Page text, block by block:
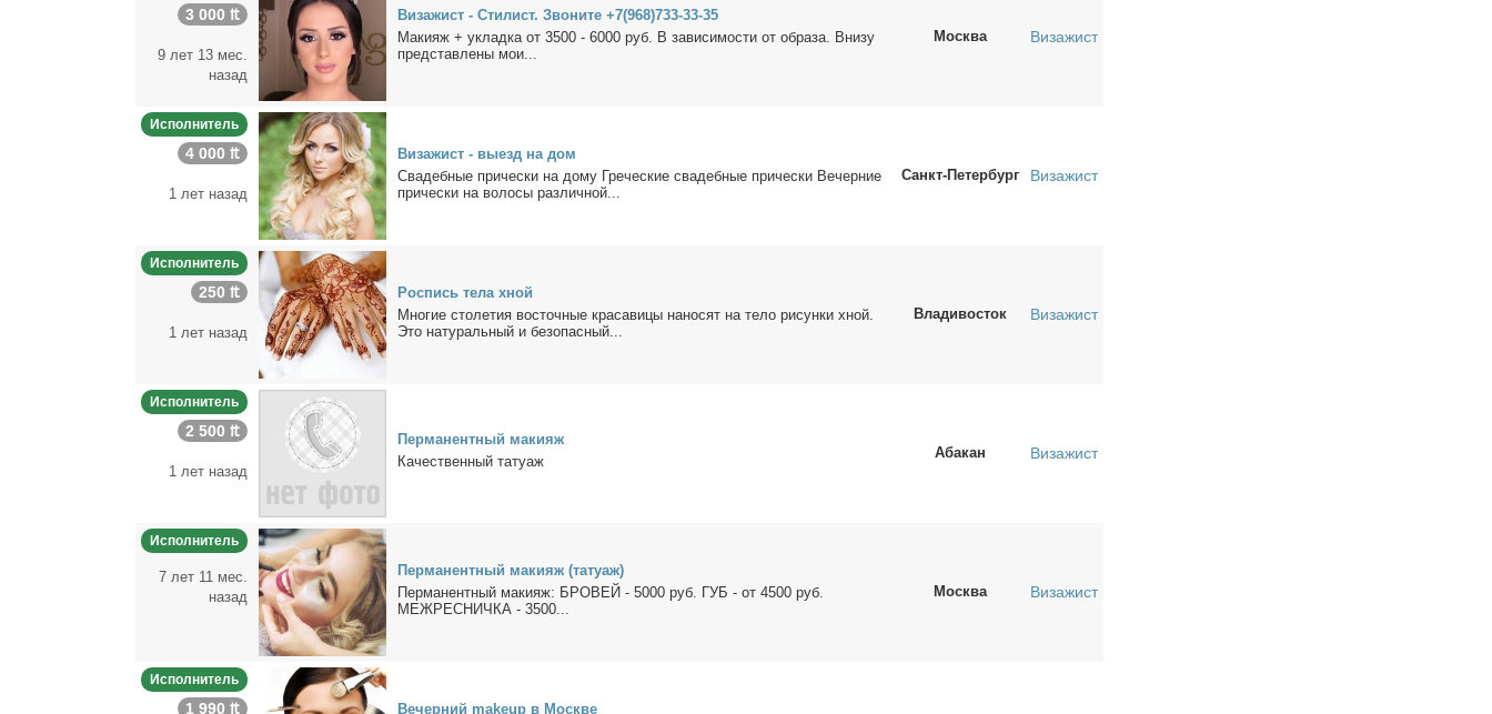
3 000 ₶
9 лет 13 мес.
назад
Ви­за­жист - Сти­лист. Зво­ни­те +7(968)733-33-35
Ма­ки­яж + уклад­ка от 3500 - 6000 руб. В за­ви­си­мо­сти от об­ра­за. Вни­зу
пред­став­ле­ны мои...
Москва Визажист
Исполнитель
4 000 ₶
1 лет назад
Ви­за­жист - вы­езд на дом
Сва­деб­ные при­чес­ки на до­му Гре­че­ские сва­деб­ные при­чес­ки Ве­чер­ние
при­чес­ки на во­ло­сы раз­лич­ной...
Санкт-Петербург Визажист
Исполнитель
250 ₶
1 лет назад
Рос­пись те­ла хной
Мно­гие сто­ле­тия во­сточ­ные кра­са­ви­цы на­но­сят на те­ло ри­сун­ки хной.
Это на­ту­раль­ный и без­опас­ный...
Владивосток Визажист
Исполнитель
2 500 ₶
1 лет назад
Пер­ма­нент­ный ма­ки­яж
Ка­че­ствен­ный та­ту­аж
Абакан Визажист
Исполнитель
7 лет 11 мес.
назад
Пер­ма­нент­ный ма­ки­яж (та­ту­аж)
Пер­ма­нент­ный ма­ки­яж: БРОВЕЙ - 5000 руб. ГУБ - от 4500 руб.
МЕЖРЕСНИЧКА - 3500...
Москва Визажист
Исполнитель
1 990 ₶
Ве­чер­ний makeup в Москве